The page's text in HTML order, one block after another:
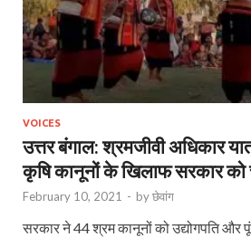
VOICES
उत्तर बंगाल: श्रमजीवी अधिकार
कृषि कानूनों के खिलाफ सरकार को
February 10, 2021 - byछेवांग
सरकार ने 44 श्रम कानूनों को उद्योगपति और